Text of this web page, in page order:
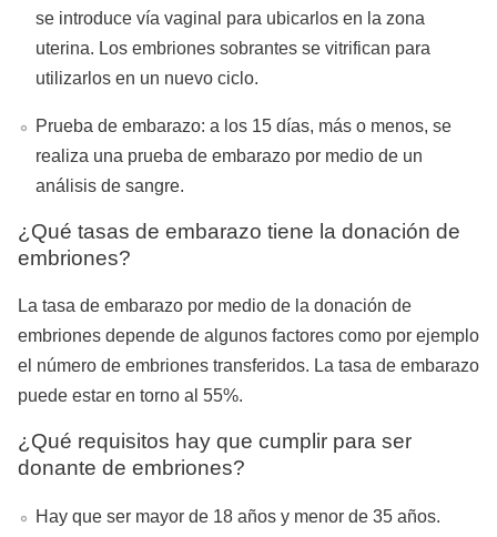
se introduce vía vaginal para ubicarlos en la zona
uterina. Los embriones sobrantes se vitrifican para
utilizarlos en un nuevo ciclo.
Prueba de embarazo: a los 15 días, más o menos, se
realiza una prueba de embarazo por medio de un
análisis de sangre.
¿Qué tasas de embarazo tiene la donación de
embriones?
La tasa de embarazo por medio de la donación de
embriones depende de algunos factores como por ejemplo
el número de embriones transferidos. La tasa de embarazo
puede estar en torno al 55%.
¿Qué requisitos hay que cumplir para ser
donante de embriones?
Hay que ser mayor de 18 años y menor de 35 años.